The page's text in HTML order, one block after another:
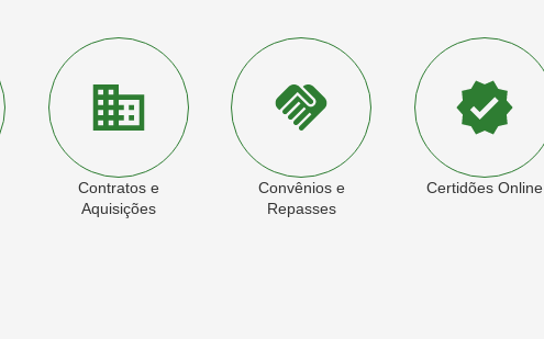
Contratos e
Aquisições
Convênios e
Repasses
Certidões Online